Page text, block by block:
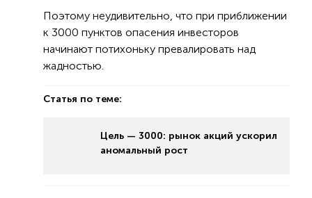
Поэтому неудивительно, что при приближении
к 3000 пунктов опасения инвесторов
начинают потихоньку превалировать над
жадностью.
Статья по теме:
Цель — 3000: рынок акций ускорил
аномальный рост